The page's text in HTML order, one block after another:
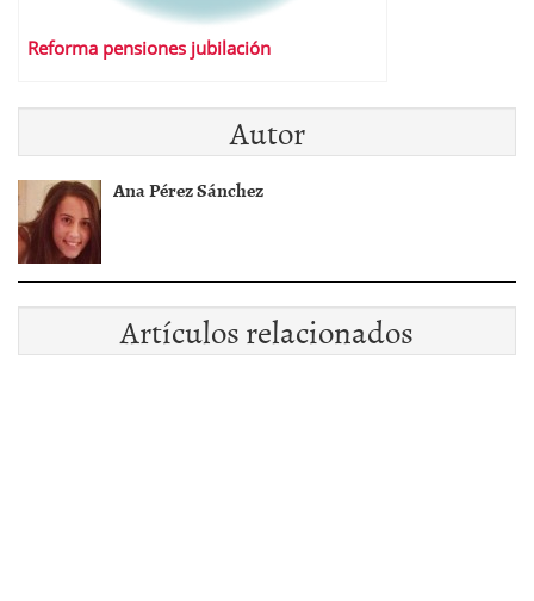
Reforma pensiones jubilación
Autor
Ana Pérez Sánchez
Artículos relacionados